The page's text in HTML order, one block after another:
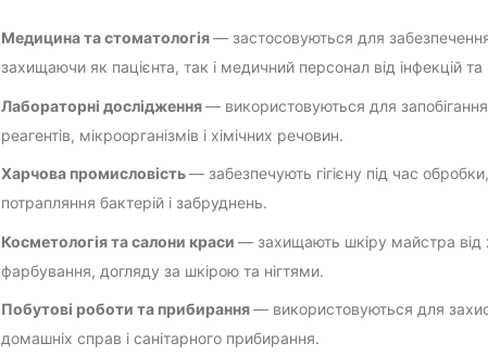
Медицина та стоматологія— застосовуються для
захищаючи як пацієнта, так і медичний персонал від інфекцій та
Лабораторні дослідження— використовуються для запобігання
реагентів, мікроорганізмів і хімічних речовин.
Харчова промисловість— забезпечують гігієну під час
потрапляння бактерій і забруднень.
Косметологія та салони краси — захищають шкіру майстра від
фарбування, догляду за шкірою та нігтями.
Побутові роботи та прибирання— використовуються для
домашніх справ і санітарного прибирання.